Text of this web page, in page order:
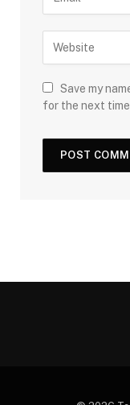
Save my
for the next